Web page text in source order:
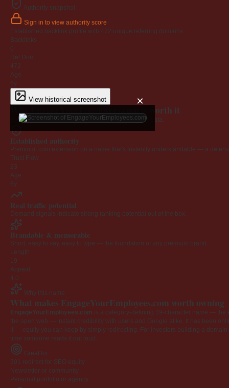
Authority snapshot
Sign in to view authority score
Established backlink profile with 472 unique referring domains.
Backlinks
0
Ref Dom
472
Age
6y
View historical screenshot ×
Why EngageYourEmployees.com is worth it
Every claim below is backed by verified third-party data.
Established authority
Premium .com extension on a name that's instantly understandable — a
Trust Flow
23
Age
6y
Real traffic potential
Demand signals indicate strong ranking potential out of the box.
Brandable & memorable
Short, easy to say, easy to type — the foundation of any premium brand.
Length
19
Appeal
4.0
Why this name
What makes EngageYourEmployees.com worth owning
EngageYourEmployees.com is a category-defining 19-character name — the
the open web — instant credibility with users and Google alike. It has been
it — equity you can keep by simply redirecting. For investors building a
time someone reads it out loud.
Great for
301 redirect for SEO equity
Newsletter or community
Personal portfolio or agency